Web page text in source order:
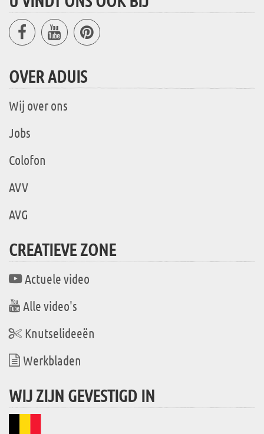
OVER ADUIS
Wij over ons
Jobs
Colofon
AVV
AVG
CREATIEVE ZONE
Actuele video
Alle video's
Knutselideeën
Werkbladen
WIJ ZIJN GEVESTIGD IN